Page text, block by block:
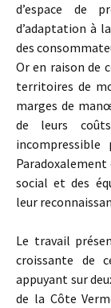
d’espace de
d’adaptation à
des
Or en raison de
territoires de
marges de
de leurs
social et des
leur
Le travail
croissante de
appuyant sur
de la Côte